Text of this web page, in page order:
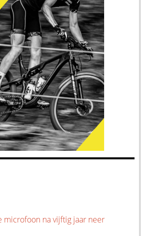
microfoon na vijftig jaar neer